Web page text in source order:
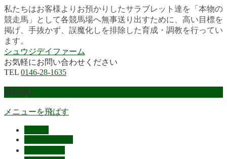
私たちはお客様よりお預かりしたサラブレット達を「本物の
競走馬」として各競馬場へ無事送り出すために、高い目標を
掲げ、手抜かず、誤魔化しを排除した育成・調教を行ってい
ます。
シュウジデイファーム
お気軽にお問い合わせください
TEL 0146-28-1635
MENU
メニューを飛ばす